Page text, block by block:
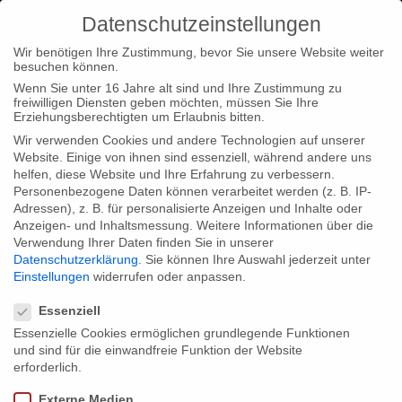
Home Typ|News
“Ein Apartment in Berlin” und “Privacy”
erfolgreich bei der Koproduktion in Israel
“Ein Apartment in Berlin” und “Privacy”
erfolgreich bei der Koproduktion in
Tolle Neuigkeiten aus der Ferne: “Ein Apartment in Berlin” und
Datenschutzeinstellungen
Wir benötigen Ihre Zustimmung, bevor Sie unsere Website weiter
besuchen können.
Wenn Sie unter 16 Jahre alt sind und Ihre Zustimmung zu
freiwilligen Diensten geben möchten, müssen Sie Ihre
Erziehungsberechtigten um Erlaubnis bitten.
Wir verwenden Cookies und andere Technologien auf unserer
Website. Einige von ihnen sind essenziell, während andere uns
helfen, diese Website und Ihre Erfahrung zu verbessern.
Personenbezogene Daten können verarbeitet werden (z. B. IP-
Adressen), z. B. für personalisierte Anzeigen und Inhalte oder
Anzeigen- und Inhaltsmessung. Weitere Informationen über die
Verwendung Ihrer Daten finden Sie in unserer
Datenschutzerklärung
Sie können Ihre Auswahl jederzeit unter
Einstellungen widerrufen oder anpassen.
Essenziell
Essenzielle Cookies ermöglichen grundlegende Funktionen
und sind für die einwandfreie Funktion der Website
erforderlich.